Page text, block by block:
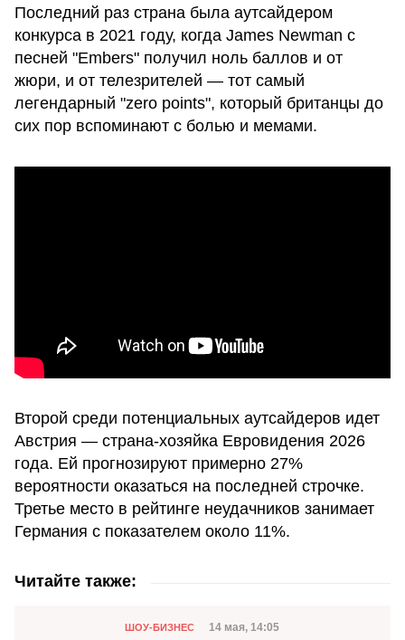
Последний раз страна была аутсайдером
конкурса в 2021 году, когда James Newman с
песней "Embers" получил ноль баллов и от
жюри, и от телезрителей — тот самый
легендарный "zero points", который британцы до
сих пор вспоминают с болью и мемами.
Второй среди потенциальных аутсайдеров идет
Австрия — страна-хозяйка Евровидения 2026
года. Ей прогнозируют примерно 27%
вероятности оказаться на последней строчке.
Третье место в рейтинге неудачников занимает
Германия с показателем около 11%.
Читайте также:
Категория
ШОУ-БИЗНЕС Дата публикации
14 мая, 14:05